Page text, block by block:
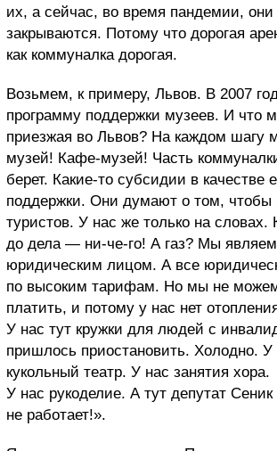
их, а сейчас, во время пандемии,
закрываются. Потому что дорогая
как коммуналка дорогая.
Возьмем, к примеру, Львов. В 2007
программу поддержки музеев. И что
приезжая во Львов? На каждом шагу
музей! Кафе-музей! Часть
берет. Какие-то субсидии в качестве
поддержки. Они думают о том, чтобы
туристов. У нас же только на словах.
до дела — ни-че-го! А газ? Мы
юридическим лицом. А все
по высоким тарифам. Но мы не
платить, и потому у нас нет
У нас тут кружки для людей с
пришлось приостановить. Холодно. У
кукольный театр. У нас занятия хора.
У нас рукоделие. А тут депутат
не работает!».